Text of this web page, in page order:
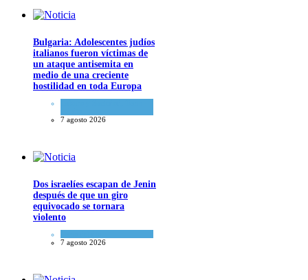
Bulgaria: Adolescentes judíos
italianos fueron víctimas de
un ataque antisemita en
medio de una creciente
hostilidad en toda Europa
7 agosto 2026
Dos israelíes escapan de Jenin
después de que un giro
equivocado se tornara
violento
7 agosto 2026